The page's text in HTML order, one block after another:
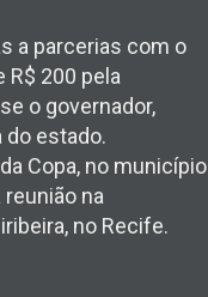
a parcerias com o
R$ 200 pela
o governador,
estado.
Copa, no município
na
no Recife.